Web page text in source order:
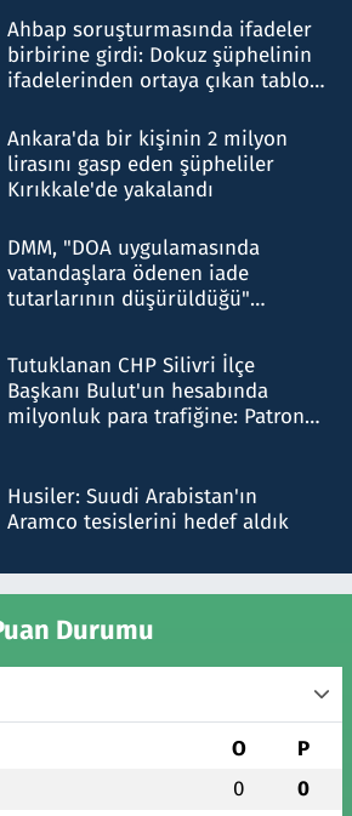
Ahbap soruşturmasında ifadeler
birbirine girdi: Dokuz şüphelinin
ifadelerinden ortaya çıkan tablo
Ankara'da bir kişinin 2 milyon
lirasını gasp eden şüpheliler
Kırıkkale'de yakalandı
DMM, "DOA uygulamasında
vatandaşlara ödenen iade
tutarlarının düşürüldüğü"
Tutuklanan CHP Silivri İlçe
Başkanı Bulut'un hesabında
milyonluk para trafiğine: Patron
Husiler: Suudi Arabistan'ın
Aramco tesislerini hedef aldık
Durumu
O P
0 0